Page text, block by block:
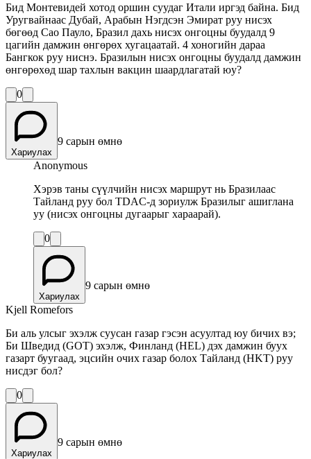
Бид Монтевидей хотод оршин суудаг Итали иргэд байна. Бид
Уругвайнаас Дубай, Арабын Нэгдсэн Эмират руу нисэх
бөгөөд Сао Пауло, Бразил дахь нисэх онгоцны буудалд 9
цагийн дамжин өнгөрөх хугацаатай. 4 хоногийн дараа
Бангкок руу ниснэ. Бразилын нисэх онгоцны буудалд дамжин
өнгөрөхөд шар тахлын вакцин шаардлагатай юу?
0
Хариулах
9 сарын өмнө
Anonymous
Хэрэв таны сүүлчийн нисэх маршрут нь Бразилаас
Тайланд руу бол TDAC-д зориулж Бразилыг ашиглана
уу (нисэх онгоцны дугаарыг хараарай).
0
Хариулах
9 сарын өмнө
Kjell Romefors
Би аль улсыг эхэлж суусан газар гэсэн асуултад юу бичих вэ;
Би Шведид (GOT) эхэлж, Финланд (HEL) дэх дамжин буух
газарт буугаад, эцсийн очих газар болох Тайланд (HKT) руу
нисдэг бол?
0
Хариулах
9 сарын өмнө